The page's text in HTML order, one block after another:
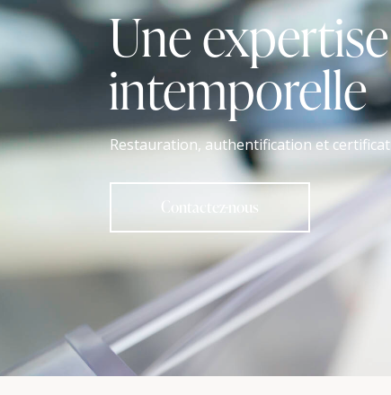
Une
intemporelle
Restauration, authentification et
Contactez-nous